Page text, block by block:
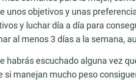
unos objetivos y unas
y luchar día a día para
al menos 3 días a la semana,
habrás escuchado alguna vez
si manejan mucho peso